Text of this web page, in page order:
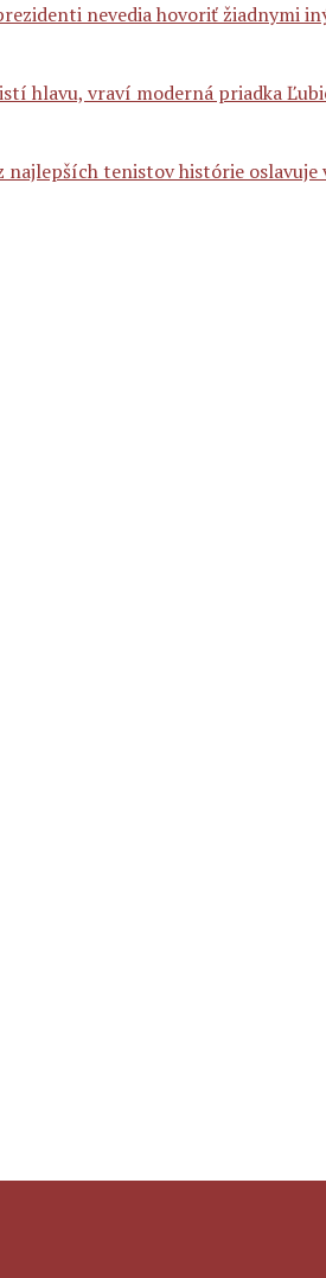
nevedia hovoriť žiadnymi
hlavu, vraví moderná priadka
najlepších tenistov histórie oslavuje